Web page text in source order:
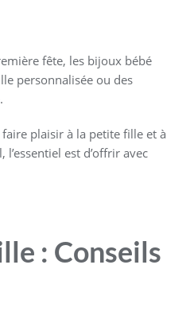
fête, les bijoux bébé
personnalisée ou des
plaisir à la petite fille et à
est d’offrir avec
: Conseils